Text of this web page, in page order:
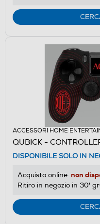
ACCESSORI HOME
QUBICK -
DISPONIBILE SOLO IN
Acquisto online: non
Ritiro in negozio in 30'